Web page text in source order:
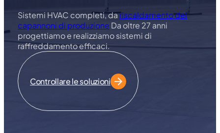
Sistemi HVAC completi, dariscaldamento dei
capannoni di produzione Da oltre 27 anni
progettiamo e realizziamo sistemi di
raffreddamento efficaci.
Controllare le soluzioni